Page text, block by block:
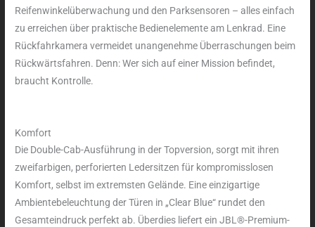
Reifenwinkelüberwachung und den Parksensoren – alles einfach
zu erreichen über praktische Bedienelemente am Lenkrad. Eine
Rückfahrkamera vermeidet unangenehme Überraschungen beim
Rückwärtsfahren. Denn: Wer sich auf einer Mission befindet,
braucht Kontrolle.
Komfort
Die Double-Cab-Ausführung in der Topversion, sorgt mit ihren
zweifarbigen, perforierten Ledersitzen für kompromisslosen
Komfort, selbst im extremsten Gelände. Eine einzigartige
Ambientebeleuchtung der Türen in „Clear Blue“ rundet den
Gesamteindruck perfekt ab. Überdies liefert ein JBL®-Premium-